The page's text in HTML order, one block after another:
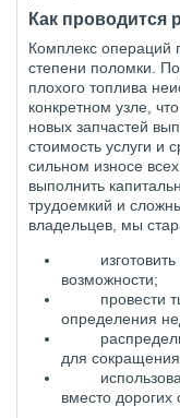
Как проводится
Комплекс операций
степени поломки.
плохого топлива
конкретном узле,
новых запчастей
стоимость услуги и
сильном износе
выполнить
трудоемкий и
владельцев, мы
возможности;
провести
определения
для
вместо дорогих